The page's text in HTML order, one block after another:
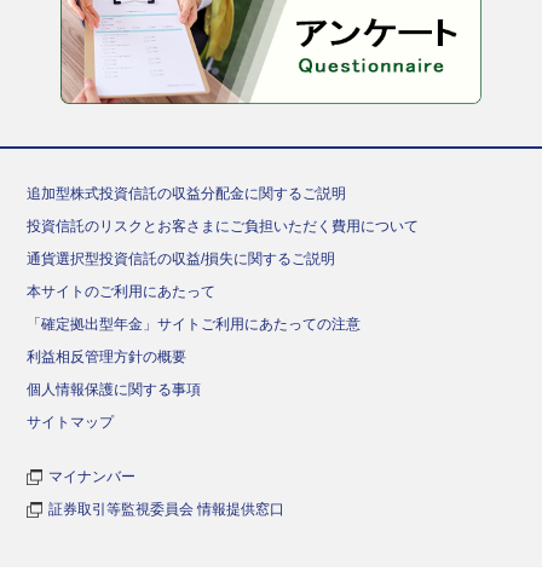
追加型株式投資信託の収益分配金に関するご説明
投資信託のリスクとお客さまにご負担いただく費用について
通貨選択型投資信託の収益/損失に関するご説明
本サイトのご利用にあたって
「確定拠出型年金」サイトご利用にあたっての注意
利益相反管理方針の概要
個人情報保護に関する事項
サイトマップ
マイナンバー
証券取引等監視委員会 情報提供窓口